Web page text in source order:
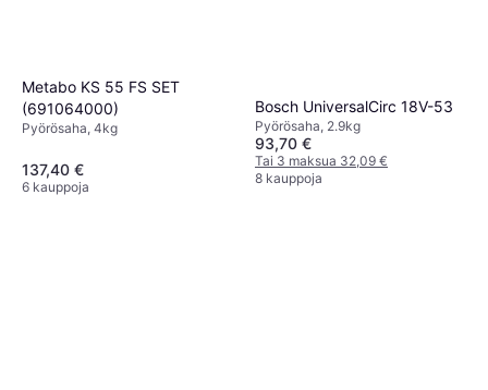
Metabo KS 55 FS SET
(691064000)
Pyörösaha, 4kg
137,40 €
6 kauppoja
Bosch UniversalCirc 18V-53
Pyörösaha, 2.9kg
93,70 €
Tai 3 maksua 32,09 €
8 kauppoja